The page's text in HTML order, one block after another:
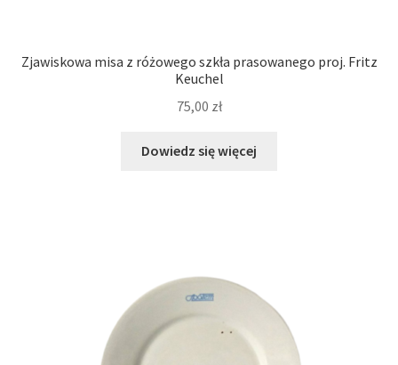
Zjawiskowa misa z różowego szkła prasowanego proj. Fritz
Keuchel
75,00 zł
Dowiedz się więcej